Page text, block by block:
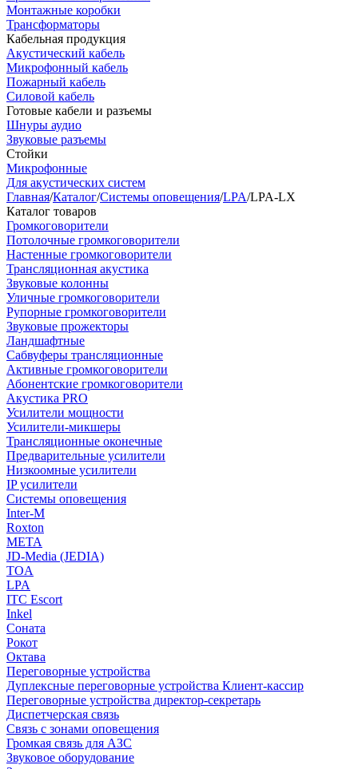
Монтажные коробки
Трансформаторы
Кабельная продукция
Акустический кабель
Микрофонный кабель
Пожарный кабель
Силовой кабель
Готовые кабели и разъемы
Шнуры аудио
Звуковые разъемы
Стойки
Микрофонные
Для акустических систем
Главная/Каталог/Системы оповещения/LPA/LPA-LX
Каталог товаров
Громкоговорители
Потолочные громкоговорители
Настенные громкоговорители
Трансляционная акустика
Звуковые колонны
Уличные громкоговорители
Рупорные громкоговорители
Звуковые прожекторы
Ландшафтные
Сабвуферы трансляционные
Активные громкоговорители
Абонентские громкоговорители
Акустика PRO
Усилители мощности
Усилители-микшеры
Трансляционные оконечные
Предварительные усилители
Низкоомные усилители
IP усилители
Системы оповещения
Inter-M
Roxton
МЕТА
JD-Media (JEDIA)
TOA
LPA
ITC Escort
Inkel
Соната
Рокот
Октава
Переговорные устройства
Дуплексные переговорные устройства Клиент-кассир
Переговорные устройства директор-секретарь
Диспетчерская связь
Связь с зонами оповещения
Громкая связь для АЗС
Звуковое оборудование